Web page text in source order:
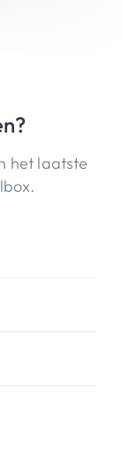
het laatste